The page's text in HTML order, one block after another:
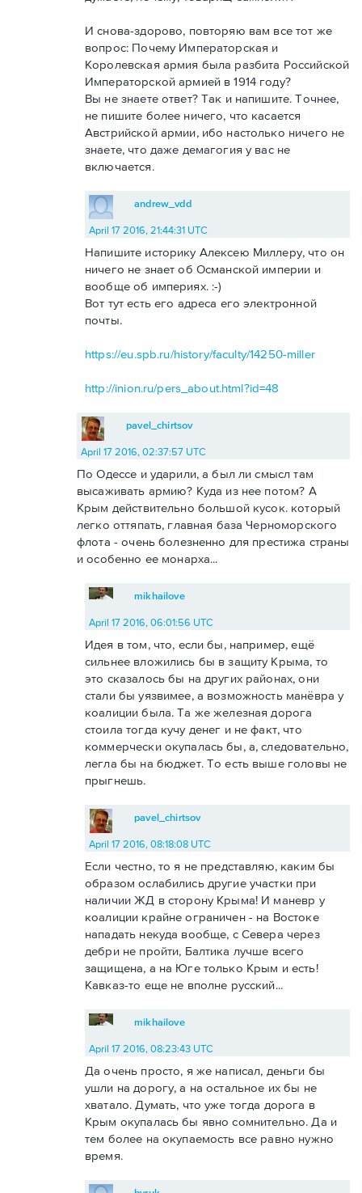
И снова-здорово, повторяю вам все тот же
вопрос: Почему Императорская и
Королевская армия была разбита Российской
Императорской армией в 1914 году?
Вы не знаете ответ? Так и напишите. Точнее,
не пишите более ничего, что касается
Австрийской армии, ибо настолько ничего не
знаете, что даже демагогия у вас не
включается.
andrew_vdd
April 17 2016, 21:44:31 UTC
Напишите историку Алексею Миллеру, что он
ничего не знает об Османской империи и
вообще об империях. :-)
Вот тут есть его адреса его электронной
почты.
https://eu.spb.ru/history/faculty/14250-miller
http://inion.ru/pers_about.html?id=48
pavel_chirtsov
April 17 2016, 02:37:57 UTC
По Одессе и ударили, а был ли смысл там
высаживать армию? Куда из нее потом? А
Крым действительно большой кусок. который
легко оттяпать, главная база Черноморского
флота - очень болезненно для престижа страны
и особенно ее монарха...
mikhailove
April 17 2016, 06:01:56 UTC
Идея в том, что, если бы, например, ещё
сильнее вложились бы в защиту Крыма, то
это сказалось бы на других районах, они
стали бы уязвимее, а возможность манёвра у
коалиции была. Та же железная дорога
стоила тогда кучу денег и не факт, что
коммерчески окупалась бы, а, следовательно,
легла бы на бюджет. То есть выше головы не
прыгнешь.
pavel_chirtsov
April 17 2016, 08:18:08 UTC
Если честно, то я не представляю, каким бы
образом ослабились другие участки при
наличии ЖД в сторону Крыма! И маневр у
коалиции крайне ограничен - на Востоке
нападать некуда вообще, с Севера через
дебри не пройти, Балтика лучше всего
защищена, а на Юге только Крым и есть!
Кавказ-то еще не вполне русский...
mikhailove
April 17 2016, 08:23:43 UTC
Да очень просто, я же написал, деньги бы
ушли на дорогу, а на остальное их бы не
хватало. Думать, что уже тогда дорога в
Крым окупалась бы явно сомнительно. Да и
тем более на окупаемость все равно нужно
время.